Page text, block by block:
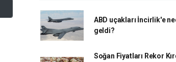
ABD uçakları İncirlik'e
geldi?
Soğan Fiyatları Rekor